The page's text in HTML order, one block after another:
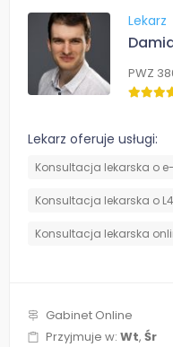
Lekarz
PWZ
Lekarz oferuje usługi:
Konsultacja lekarska o
Konsultacja lekarska o
Konsultacja lekarska
Gabinet Online
Przyjmuje w: Wt, Śr